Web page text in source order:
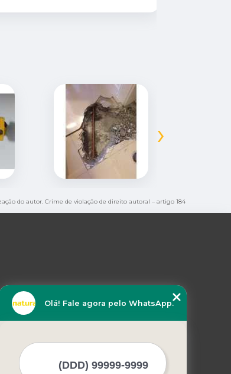
›
do autor. Crime de violação de direito autoral – artigo 184
Olá! Fale agora pelo WhatsApp.